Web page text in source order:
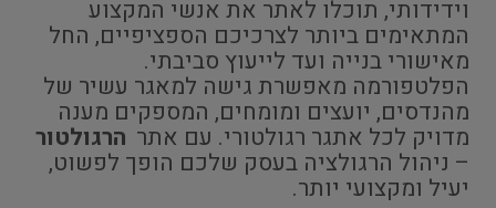
וידידותי, תוכלו לאתר את אנשי המקצוע
המתאימים ביותר לצרכיכם הספציפיים, החל
מאישורי בנייה ועד לייעוץ סביבתי.
הפלטפורמה מאפשרת גישה למאגר עשיר של
מהנדסים, יועצים ומומחים, המספקים מענה
מדויק לכל אתגר רגולטורי. עם אתר הרגולטור
– ניהול הרגולציה בעסק שלכם הופך לפשוט,
יעיל ומקצועי יותר.